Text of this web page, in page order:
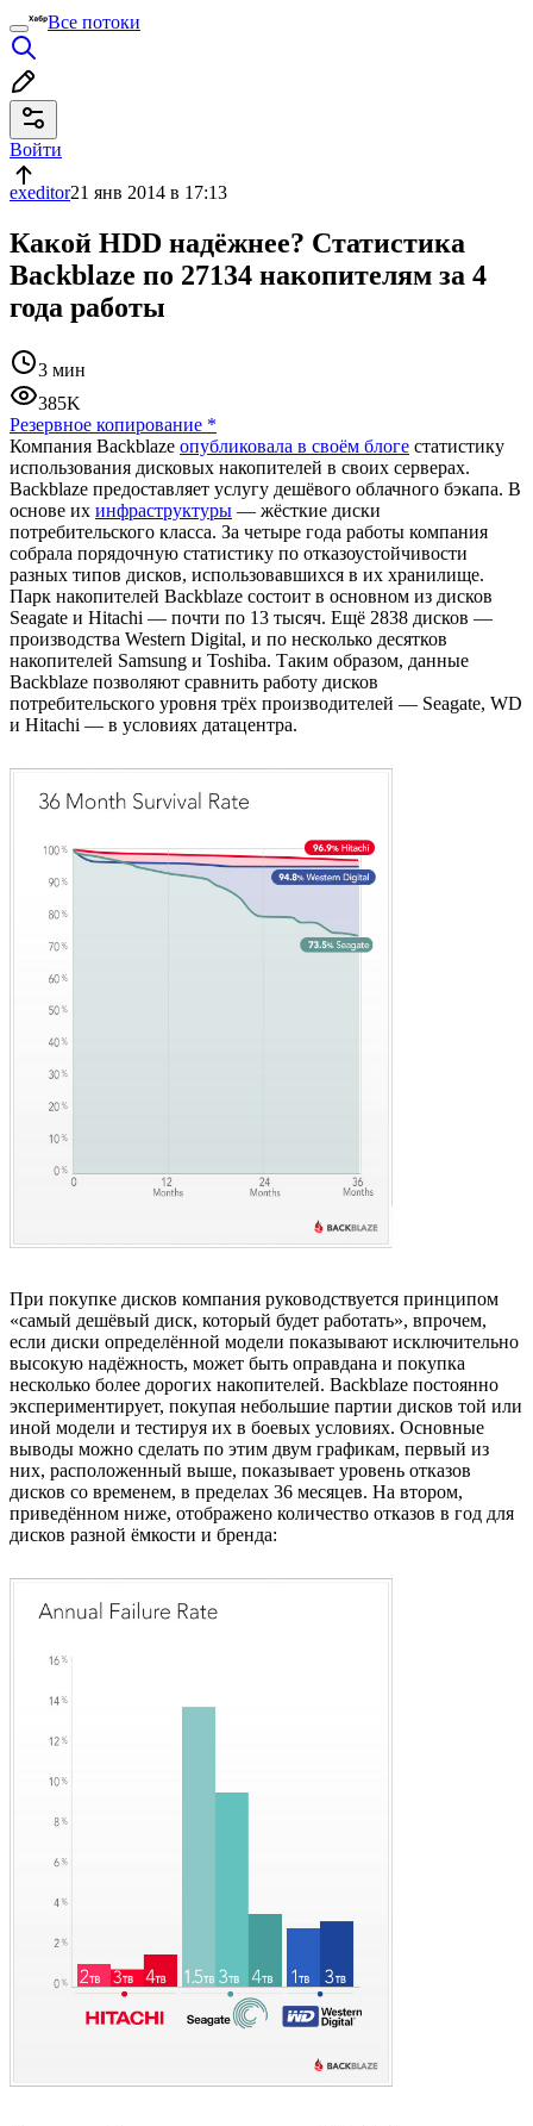
Все потоки
Войти
exeditor21 янв 2014 в 17:13
Какой HDD надёжнее? Статистика
Backblaze по 27134 накопителям за 4
года работы
3 мин
385K
Резервное копирование *
Компания Backblaze опубликовала в своём блоге статистику
использования дисковых накопителей в своих серверах.
Backblaze предоставляет услугу дешёвого облачного бэкапа. В
основе их инфраструктуры — жёсткие диски
потребительского класса. За четыре года работы компания
собрала порядочную статистику по отказоустойчивости
разных типов дисков, использовавшихся в их хранилище.
Парк накопителей Backblaze состоит в основном из дисков
Seagate и Hitachi — почти по 13 тысяч. Ещё 2838 дисков —
производства Western Digital, и по несколько десятков
накопителей Samsung и Toshiba. Таким образом, данные
Backblaze позволяют сравнить работу дисков
потребительского уровня трёх производителей — Seagate, WD
и Hitachi — в условиях датацентра.
При покупке дисков компания руководствуется принципом
«самый дешёвый диск, который будет работать», впрочем,
если диски определённой модели показывают исключительно
высокую надёжность, может быть оправдана и покупка
несколько более дорогих накопителей. Backblaze постоянно
экспериментирует, покупая небольшие партии дисков той или
иной модели и тестируя их в боевых условиях. Основные
выводы можно сделать по этим двум графикам, первый из
них, расположенный выше, показывает уровень отказов
дисков со временем, в пределах 36 месяцев. На втором,
приведённом ниже, отображено количество отказов в год для
дисков разной ёмкости и бренда: